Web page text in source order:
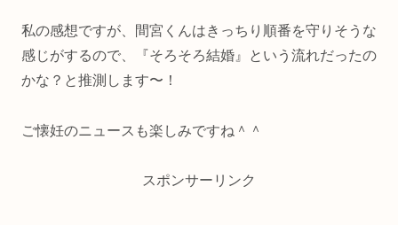
私の感想ですが、間宮くんはきっちり順番を守りそうな
感じがするので、『そろそろ結婚』という流れだったの
かな？と推測します〜！
ご懐妊のニュースも楽しみですね＾＾
スポンサーリンク